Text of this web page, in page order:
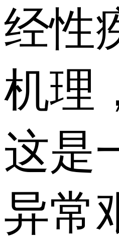
经性
机理
这是
异常